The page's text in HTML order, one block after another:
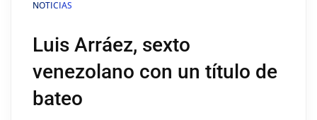
NOTICIAS
Luis Arráez, sexto
venezolano con un título de
bateo